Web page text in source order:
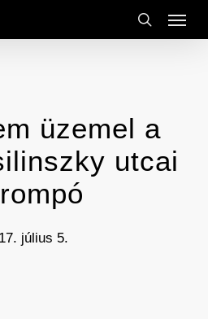
search
Menu
üzemel a
utcai
július 5.